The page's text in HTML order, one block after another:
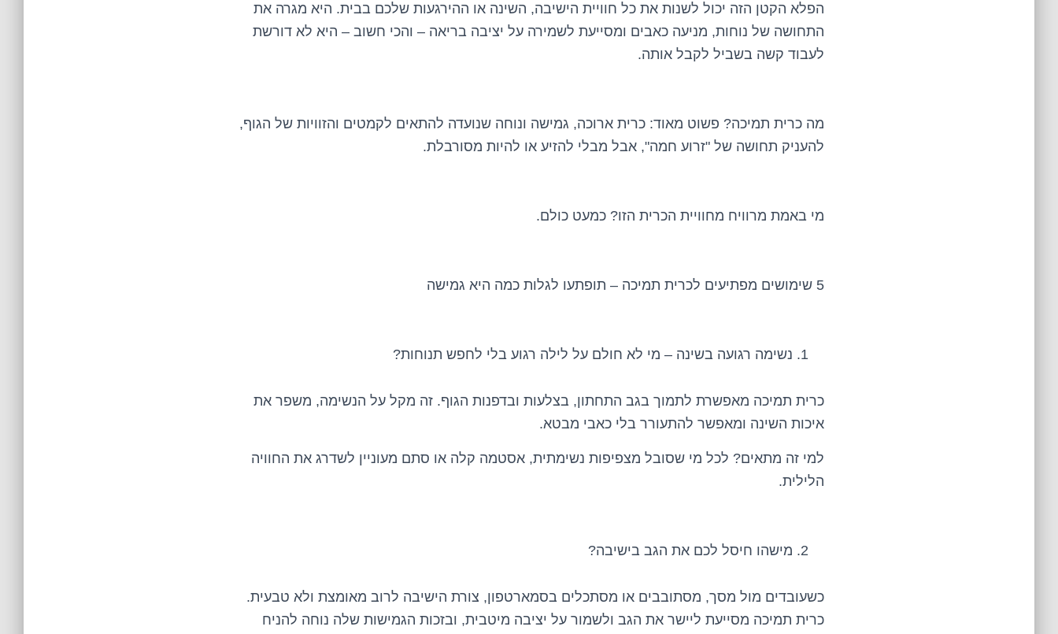
הפלא הקטן הזה יכול לשנות את כל חוויית הישיבה, השינה או ההירגעות שלכם בבית. היא מגרה את
התחושה של נוחות, מניעה כאבים ומסייעת לשמירה על יציבה בריאה – והכי חשוב – היא לא דורשת
לעבוד קשה בשביל לקבל אותה.
מה כרית תמיכה? פשוט מאוד: כרית ארוכה, גמישה ונוחה שנועדה להתאים לקמטים והזוויות של הגוף,
להעניק תחושה של "זרוע חמה", אבל מבלי להזיע או להיות מסורבלת.
מי באמת מרוויח מחוויית הכרית הזו? כמעט כולם.
5 שימושים מפתיעים לכרית תמיכה – תופתעו לגלות כמה היא גמישה
נשימה רגועה בשינה – מי לא חולם על לילה רגוע בלי לחפש תנוחות?
כרית תמיכה מאפשרת לתמוך בגב התחתון, בצלעות ובדפנות הגוף. זה מקל על הנשימה, משפר את
איכות השינה ומאפשר להתעורר בלי כאבי מבטא.
למי זה מתאים? לכל מי שסובל מצפיפות נשימתית, אסטמה קלה או סתם מעוניין לשדרג את החוויה
הלילית.
מישהו חיסל לכם את הגב בישיבה?
כשעובדים מול מסך, מסתובבים או מסתכלים בסמארטפון, צורת הישיבה לרוב מאומצת ולא טבעית.
כרית תמיכה מסייעת ליישר את הגב ולשמור על יציבה מיטבית, ובזכות הגמישות שלה נוחה להניח